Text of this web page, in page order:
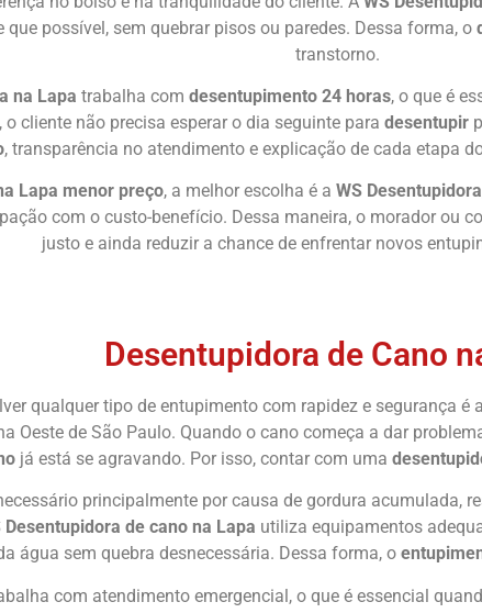
que possível, sem quebrar pisos ou paredes. Dessa forma, o
transtorno.
na Lapa trabalha com desentupimento 24 horas, o que é
cliente não precisa esperar o dia seguinte para desentupir
, transparência no atendimento e explicação de cada etapa
Lapa menor preço, a melhor escolha é a WS Desentupidora
com o custo-benefício. Dessa maneira, o morador ou
justo e ainda reduzir a chance de enfrentar novos
Desentupidora de Cano
qualquer tipo de entupimento com rapidez e segurança é a
Oeste de São Paulo. Quando o cano começa a dar
já está se agravando. Por isso, contar com uma
principalmente por causa de gordura acumulada,
Desentupidora de cano na Lapa utiliza equipamentos
água sem quebra desnecessária. Dessa forma, o
com atendimento emergencial, o que é essencial